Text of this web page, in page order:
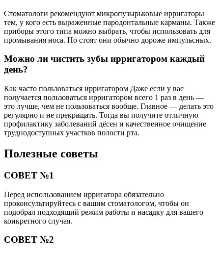
Стоматологи рекомендуют микропузырьковые ирригаторы
тем, у кого есть выраженные пародонтальные карманы. Также
приборы этого типа можно выбрать, чтобы использовать для
промывания носа. Но стоят они обычно дороже импульсных.
Можно ли чистить зубы ирригатором каждый
день?
Как часто пользоваться ирригатором Даже если у вас
получается пользоваться ирригатором всего 1 раз в день —
это лучше, чем не пользоваться вообще. Главное — делать это
регулярно и не прекращать. Тогда вы получите отличную
профилактику заболеваний дёсен и качественное очищение
труднодоступных участков полости рта.
Полезные советы
СОВЕТ №1
Перед использованием ирригатора обязательно
проконсультируйтесь с вашим стоматологом, чтобы он
подобрал подходящий режим работы и насадку для вашего
конкретного случая.
СОВЕТ №2